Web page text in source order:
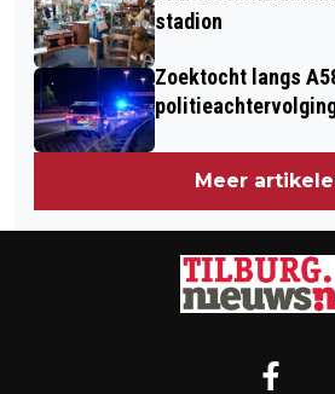
stadion
Zoektocht langs
Meer